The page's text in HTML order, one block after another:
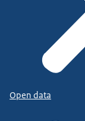
Open data